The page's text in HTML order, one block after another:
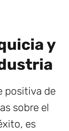
y
positiva de
sobre el
es